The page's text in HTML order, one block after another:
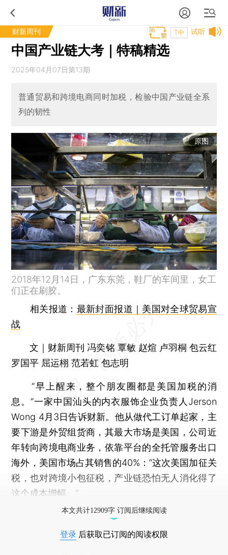
财新周刊 试听
T中
中国产业链大考｜特稿精选
2025年04月07日第13期
普通贸易和跨境电商同时加税，检验中国产业链全系
列的韧性
原图
2018年12月14日，广东东莞，鞋厂的车间里，女工
们正在刷胶。
相关报道： 最新封面报道｜美国对全球贸易宣
战
文｜财新周刊 冯奕铭 覃敏 赵煊 卢羽桐 包云红
罗国平 屈运栩 范若虹 包志明
“早上醒来，整个朋友圈都是美国加税的消
息。”一家中国汕头的内衣服饰企业负责人Jerson
Wong 4月3日告诉财新。他从做代工订单起家，主
要下游是外贸组货商，其最大市场是美国，公司近
年转向跨境电商业务，依靠平台的全托管服务出口
海外，美国市场占其销售的40%：“这次美国加征关
税，也对跨境小包征税，产业链恐怕无人消化得了
这个成本增幅。”
本文共计12909字 订阅后继续阅读
登录 后获取已订阅的阅读权限